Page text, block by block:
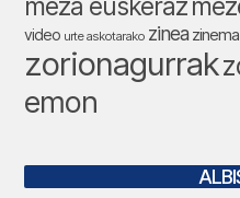
meza euskeraz
video urte askotarako zinea zinema
zorionagurrak
emon